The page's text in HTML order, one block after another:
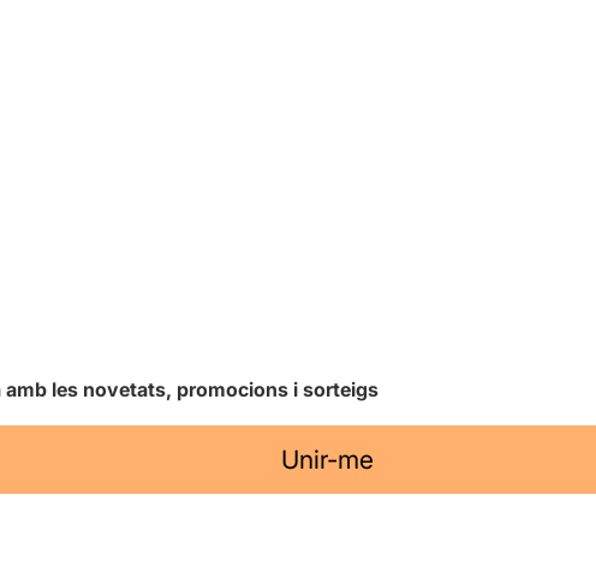
amb les novetats, promocions i sorteigs
Unir-me